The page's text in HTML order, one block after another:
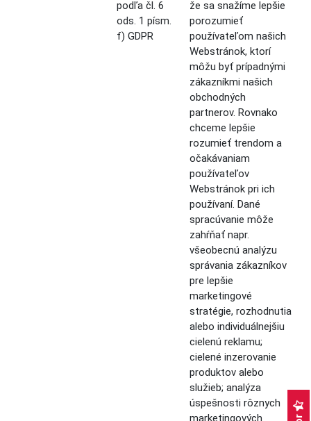
podľa čl. 6
ods. 1 písm.
f) GDPR
že sa snažíme lepšie
porozumieť
používateľom našich
Webstránok, ktorí
môžu byť prípadnými
zákazníkmi našich
obchodných
partnerov. Rovnako
chceme lepšie
rozumieť trendom a
očakávaniam
používateľov
Webstránok pri ich
používaní. Dané
spracúvanie môže
zahŕňať napr.
všeobecnú analýzu
správania zákazníkov
pre lepšie
marketingové
stratégie, rozhodnutia
alebo individuálnejšiu
cielenú reklamu;
cielené inzerovanie
produktov alebo
služieb; analýza
úspešnosti rôznych
marketingových